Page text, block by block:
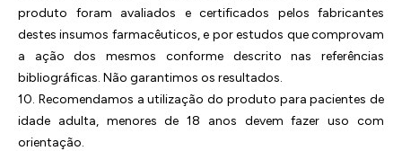
produto foram avaliados e certificados pelos fabricantes
destes insumos farmacêuticos, e por estudos que comprovam
a ação dos mesmos conforme descrito nas referências
bibliográficas. Não garantimos os resultados.
10. Recomendamos a utilização do produto para pacientes de
idade adulta, menores de 18 anos devem fazer uso com
orientação.